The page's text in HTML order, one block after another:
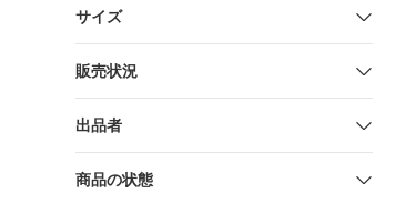
サイズ
販売状況
出品者
商品の状態